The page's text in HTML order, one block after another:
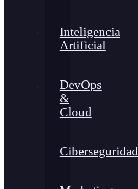
Inteligencia
Artificial
DevOps
&
Cloud
Ciberseguridad